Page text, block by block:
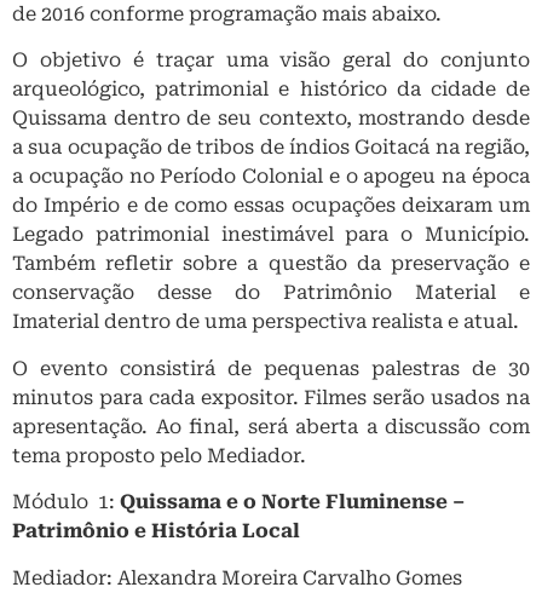
de 2016 conforme programação mais abaixo.
O objetivo é traçar uma visão geral do conjunto
arqueológico, patrimonial e histórico da cidade de
Quissama dentro de seu contexto, mostrando desde
a sua ocupação de tribos de índios Goitacá na região,
a ocupação no Período Colonial e o apogeu na época
do Império e de como essas ocupações deixaram um
Legado patrimonial inestimável para o Município.
Também refletir sobre a questão da preservação e
conservação desse do Patrimônio Material e
Imaterial dentro de uma perspectiva realista e atual.
O evento consistirá de pequenas palestras de 30
minutos para cada expositor. Filmes serão usados na
apresentação. Ao final, será aberta a discussão com
tema proposto pelo Mediador.
Módulo 1: Quissama e o Norte Fluminense –
Patrimônio e História Local
Mediador: Alexandra Moreira Carvalho Gomes